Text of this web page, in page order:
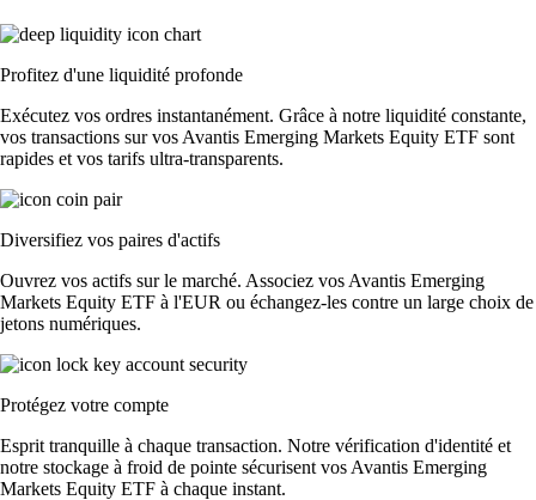
Profitez d'une liquidité profonde
Exécutez vos ordres instantanément. Grâce à notre liquidité constante,
vos transactions sur vos Avantis Emerging Markets Equity ETF sont
rapides et vos tarifs ultra-transparents.
Diversifiez vos paires d'actifs
Ouvrez vos actifs sur le marché. Associez vos Avantis Emerging
Markets Equity ETF à l'EUR ou échangez-les contre un large choix de
jetons numériques.
Protégez votre compte
Esprit tranquille à chaque transaction. Notre vérification d'identité et
notre stockage à froid de pointe sécurisent vos Avantis Emerging
Markets Equity ETF à chaque instant.